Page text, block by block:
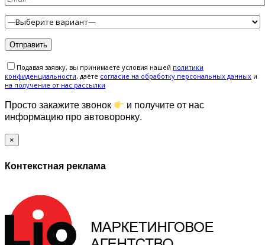
Подавая заявку, вы принимаете условия нашей политики
конфиденциальности, даёте cогласие на обработку персональных данных и
на получение от нас рассылки
Просто закажите звонок
и получите от нас
информацию про автоворонку.
×
Контекстная реклама